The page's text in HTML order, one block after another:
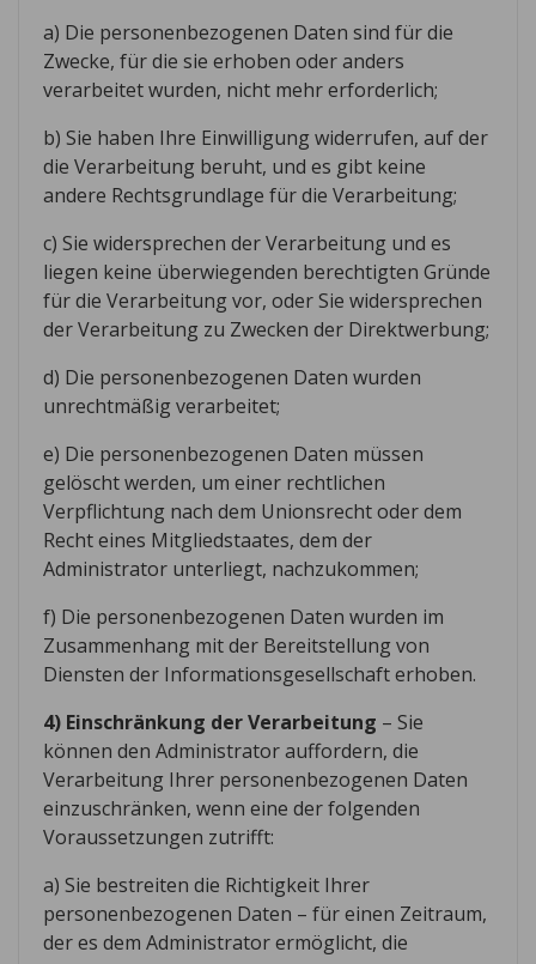
a) Die personenbezogenen Daten sind für die
Zwecke, für die sie erhoben oder anders
verarbeitet wurden, nicht mehr erforderlich;
b) Sie haben Ihre Einwilligung widerrufen, auf der
die Verarbeitung beruht, und es gibt keine
andere Rechtsgrundlage für die Verarbeitung;
c) Sie widersprechen der Verarbeitung und es
liegen keine überwiegenden berechtigten Gründe
für die Verarbeitung vor, oder Sie widersprechen
der Verarbeitung zu Zwecken der Direktwerbung;
d) Die personenbezogenen Daten wurden
unrechtmäßig verarbeitet;
e) Die personenbezogenen Daten müssen
gelöscht werden, um einer rechtlichen
Verpflichtung nach dem Unionsrecht oder dem
Recht eines Mitgliedstaates, dem der
Administrator unterliegt, nachzukommen;
f) Die personenbezogenen Daten wurden im
Zusammenhang mit der Bereitstellung von
Diensten der Informationsgesellschaft erhoben.
4) Einschränkung der Verarbeitung – Sie
können den Administrator auffordern, die
Verarbeitung Ihrer personenbezogenen Daten
einzuschränken, wenn eine der folgenden
Voraussetzungen zutrifft:
a) Sie bestreiten die Richtigkeit Ihrer
personenbezogenen Daten – für einen Zeitraum,
der es dem Administrator ermöglicht, die